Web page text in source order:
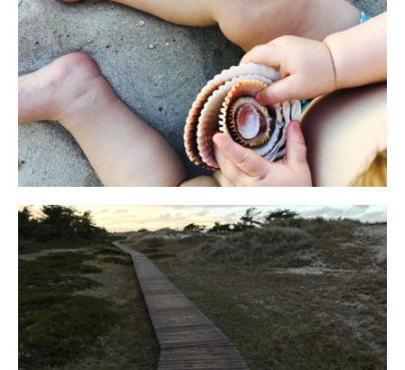
Reisen in der Elternzeit
16. SEPTEMBER 2019
Fischland
12. FEBRUAR 2019